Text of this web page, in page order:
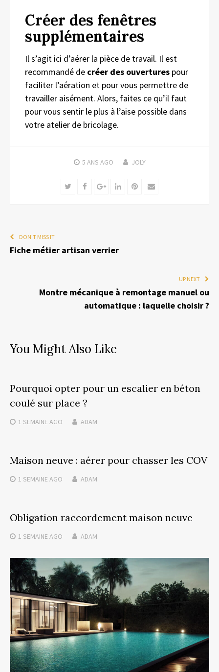
Créer des fenêtres
supplémentaires
Il s’agit ici d’aérer la pièce de travail. Il est
recommandé de créer des ouvertures pour
faciliter l’aération et pour vous permettre de
travailler aisément. Alors, faites ce qu’il faut
pour vous sentir le plus à l’aise possible dans
votre atelier de bricolage.
5 ANS AGO JOLY
TwitterFacebookGoogle+LinkedInPinterest
Email
DON'T MISS IT
Fiche métier artisan verrier
UP NEXT
Montre mécanique à remontage manuel ou
automatique : laquelle choisir ?
You Might Also Like
Pourquoi opter pour un escalier en béton
coulé sur place ?
1 SEMAINE AGO ADAM
Maison neuve : aérer pour chasser les COV
1 SEMAINE AGO ADAM
Obligation raccordement maison neuve
1 SEMAINE AGO ADAM